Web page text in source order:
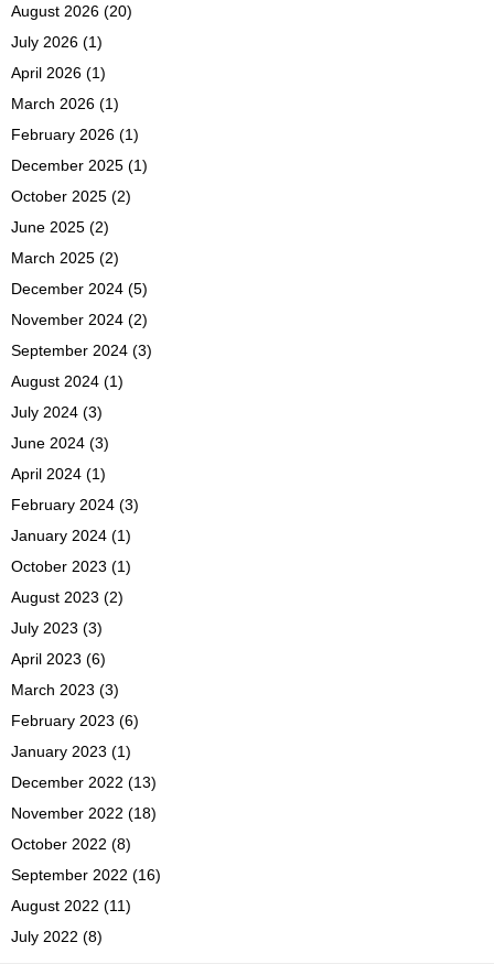
August 2026 (20)
July 2026 (1)
April 2026 (1)
March 2026 (1)
February 2026 (1)
December 2025 (1)
October 2025 (2)
June 2025 (2)
March 2025 (2)
December 2024 (5)
November 2024 (2)
September 2024 (3)
August 2024 (1)
July 2024 (3)
June 2024 (3)
April 2024 (1)
February 2024 (3)
January 2024 (1)
October 2023 (1)
August 2023 (2)
July 2023 (3)
April 2023 (6)
March 2023 (3)
February 2023 (6)
January 2023 (1)
December 2022 (13)
November 2022 (18)
October 2022 (8)
September 2022 (16)
August 2022 (11)
July 2022 (8)